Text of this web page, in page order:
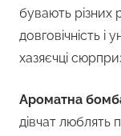
бувають різних
довговічність і
хазяєчці
Ароматна
дівчат люблять